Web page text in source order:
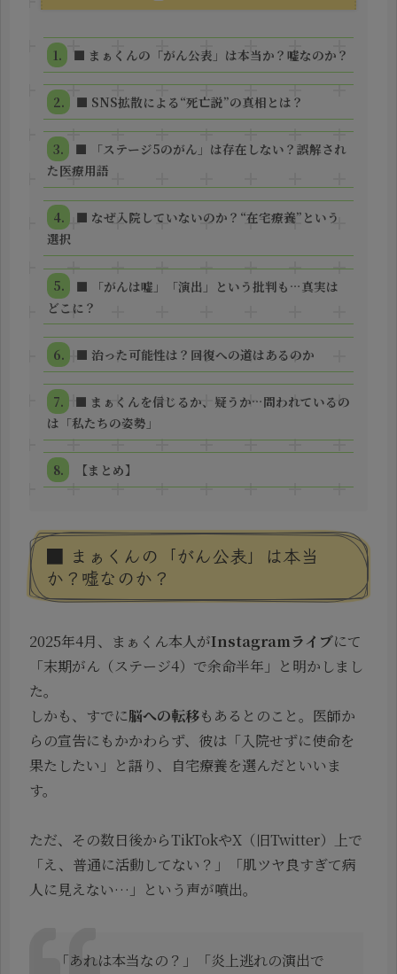
■ まぁくんの「がん公表」は本当か？嘘なのか？
■ SNS拡散による“死亡説”の真相とは？
■ 「ステージ5のがん」は存在しない？誤解され
た医療用語
■ なぜ入院していないのか？“在宅療養”という
選択
■ 「がんは嘘」「演出」という批判も…真実は
どこに？
■ 治った可能性は？回復への道はあるのか
■ まぁくんを信じるか、疑うか…問われているの
は「私たちの姿勢」
【まとめ】
■ まぁくんの「がん公表」は本当
か？嘘なのか？
2025年4月、まぁくん本人がInstagramライブにて
「末期がん（ステージ4）で余命半年」と明かしまし
た。
しかも、すでに脳への転移もあるとのこと。医師か
らの宣告にもかかわらず、彼は「入院せずに使命を
果たしたい」と語り、自宅療養を選んだといいま
す。
ただ、その数日後からTikTokやX（旧Twitter）上で
「え、普通に活動してない？」「肌ツヤ良すぎて病
人に見えない…」という声が噴出。
「あれは本当なの？」「炎上逃れの演出で